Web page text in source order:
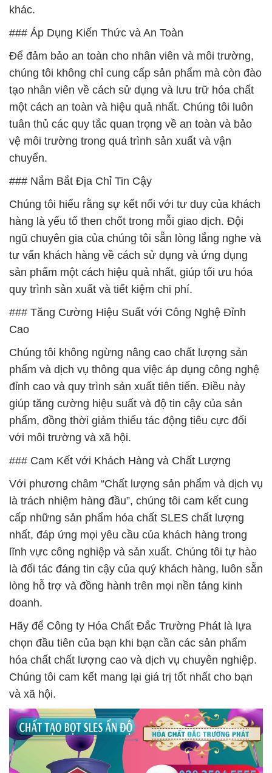
khác.
### Áp Dụng Kiến Thức và An Toàn
Để đảm bảo an toàn cho nhân viên và môi trường,
chúng tôi không chỉ cung cấp sản phẩm mà còn đào
tạo nhân viên về cách sử dụng và lưu trữ hóa chất
một cách an toàn và hiệu quả nhất. Chúng tôi luôn
tuân thủ các quy tắc quan trọng về an toàn và bảo
vệ môi trường trong quá trình sản xuất và vận
chuyển.
### Nắm Bắt Địa Chỉ Tin Cậy
Chúng tôi hiểu rằng sự kết nối với tư duy của khách
hàng là yếu tố then chốt trong mỗi giao dịch. Đội
ngũ chuyên gia của chúng tôi sẵn lòng lắng nghe và
tư vấn khách hàng về cách sử dụng và ứng dụng
sản phẩm một cách hiệu quả nhất, giúp tối ưu hóa
quy trình sản xuất và tiết kiệm chi phí.
### Tăng Cường Hiệu Suất với Công Nghệ Đỉnh
Cao
Chúng tôi không ngừng nâng cao chất lượng sản
phẩm và dịch vụ thông qua việc áp dụng công nghệ
đỉnh cao và quy trình sản xuất tiên tiến. Điều này
giúp tăng cường hiệu suất và độ tin cậy của sản
phẩm, đồng thời giảm thiểu tác động tiêu cực đối
với môi trường và xã hội.
### Cam Kết với Khách Hàng và Chất Lượng
Với phương châm “Chất lượng sản phẩm và dịch vụ
là trách nhiệm hàng đầu”, chúng tôi cam kết cung
cấp những sản phẩm hóa chất SLES chất lượng
nhất, đáp ứng mọi yêu cầu của khách hàng trong
lĩnh vực công nghiệp và sản xuất. Chúng tôi tự hào
là đối tác đáng tin cậy của quý khách hàng, luôn sẵn
lòng hỗ trợ và đồng hành trên mọi nền tảng kinh
doanh.
Hãy để Công ty Hóa Chất Đắc Trường Phát là lựa
chọn đầu tiên của bạn khi bạn cần các sản phẩm
hóa chất chất lượng cao và dịch vụ chuyên nghiệp.
Chúng tôi cam kết mang lại giá trị tốt nhất cho bạn
và xã hội.